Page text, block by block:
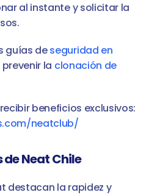
al instante y solicitar la
guías de seguridad en
la clonación de
neatclub/
de Neat Chile
destacan la rapidez y